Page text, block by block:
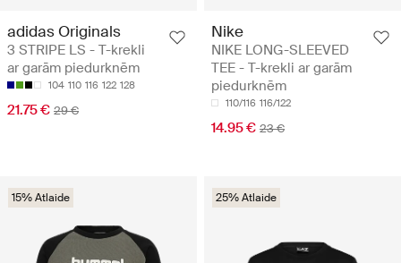
adidas Originals
3 STRIPE LS - T-krekli
ar garām piedurknēm
104 110 116 122 128
21.75 € 29 €
Nike
NIKE LONG-SLEEVED
TEE - T-krekli ar garām
piedurknēm
110/116 116/122
14.95 € 23 €
15% Atlaide 25% Atlaide